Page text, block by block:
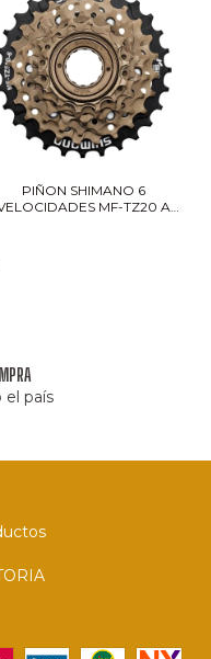
PIÑON SHIMANO 6
MF-TZ20 A
el país